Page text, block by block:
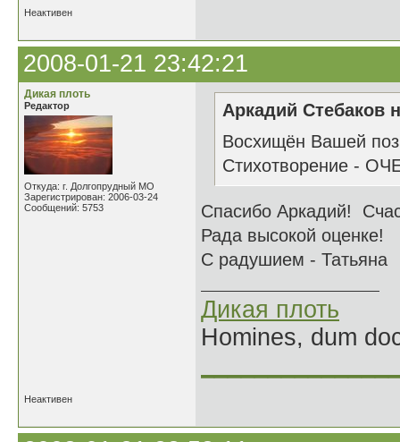
Неактивен
2008-01-21 23:42:21
Дикая плоть
Редактор
Откуда: г. Долгопрудный МО
Зарегистрирован: 2006-03-24
Сообщений: 5753
Аркадий Стебаков
Восхищён Вашей
Стихотворение -
Спасибо Аркадий!
Рада высокой оценке!
С радушием - Татьяна
Дикая плоть
Homines, dum
Неактивен